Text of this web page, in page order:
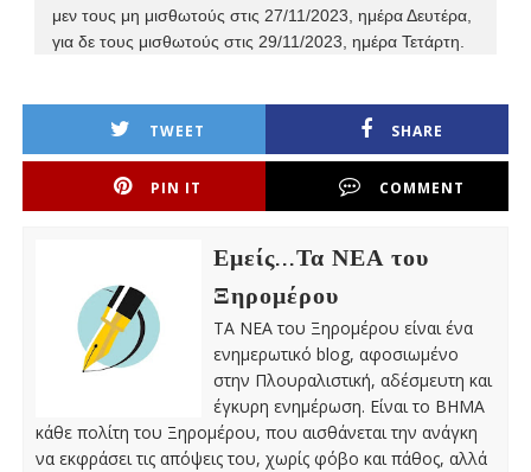
μεν τους μη μισθωτούς στις 27/11/2023, ημέρα Δευτέρα,
για δε τους μισθωτούς στις 29/11/2023, ημέρα Τετάρτη.
TWEET SHARE
PIN IT COMMENT
Εμείς...Τα ΝΕΑ του
Ξηρομέρου
ΤΑ ΝΕΑ του Ξηρομέρου είναι ένα
ενημερωτικό blog, αφοσιωμένο
στην Πλουραλιστική, αδέσμευτη και
έγκυρη ενημέρωση. Είναι το ΒΗΜΑ
κάθε πολίτη του Ξηρομέρου, που αισθάνεται την ανάγκη
να εκφράσει τις απόψεις του, χωρίς φόβο και πάθος, αλλά